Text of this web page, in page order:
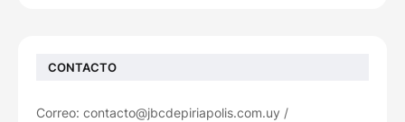
CONTACTO
Correo: contacto@jbcdepiriapolis.com.uy /